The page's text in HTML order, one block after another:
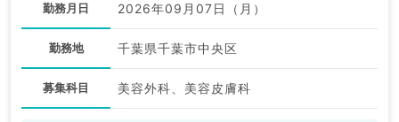
勤務月日 2026年09月07日（月）
勤務地 千葉県千葉市中央区
募集科目 美容外科、美容皮膚科